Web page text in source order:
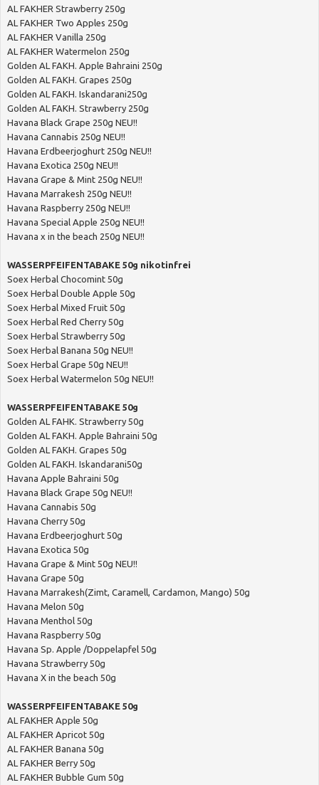
AL FAKHER Strawberry 250g
AL FAKHER Two Apples 250g
AL FAKHER Vanilla 250g
AL FAKHER Watermelon 250g
Golden AL FAKH. Apple Bahraini 250g
Golden AL FAKH. Grapes 250g
Golden AL FAKH. Iskandarani250g
Golden AL FAKH. Strawberry 250g
Havana Black Grape 250g NEU!!
Havana Cannabis 250g NEU!!
Havana Erdbeerjoghurt 250g NEU!!
Havana Exotica 250g NEU!!
Havana Grape & Mint 250g NEU!!
Havana Marrakesh 250g NEU!!
Havana Raspberry 250g NEU!!
Havana Special Apple 250g NEU!!
Havana x in the beach 250g NEU!!
WASSERPFEIFENTABAKE 50g nikotinfrei
Soex Herbal Chocomint 50g
Soex Herbal Double Apple 50g
Soex Herbal Mixed Fruit 50g
Soex Herbal Red Cherry 50g
Soex Herbal Strawberry 50g
Soex Herbal Banana 50g NEU!!
Soex Herbal Grape 50g NEU!!
Soex Herbal Watermelon 50g NEU!!
WASSERPFEIFENTABAKE 50g
Golden AL FAHK. Strawberry 50g
Golden AL FAKH. Apple Bahraini 50g
Golden AL FAKH. Grapes 50g
Golden AL FAKH. Iskandarani50g
Havana Apple Bahraini 50g
Havana Black Grape 50g NEU!!
Havana Cannabis 50g
Havana Cherry 50g
Havana Erdbeerjoghurt 50g
Havana Exotica 50g
Havana Grape & Mint 50g NEU!!
Havana Grape 50g
Havana Marrakesh(Zimt, Caramell, Cardamon, Mango) 50g
Havana Melon 50g
Havana Menthol 50g
Havana Raspberry 50g
Havana Sp. Apple /Doppelapfel 50g
Havana Strawberry 50g
Havana X in the beach 50g
WASSERPFEIFENTABAKE 50g
AL FAKHER Apple 50g
AL FAKHER Apricot 50g
AL FAKHER Banana 50g
AL FAKHER Berry 50g
AL FAKHER Bubble Gum 50g